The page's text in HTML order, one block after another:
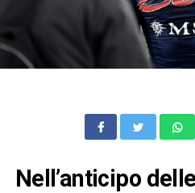
Nell’anticipo